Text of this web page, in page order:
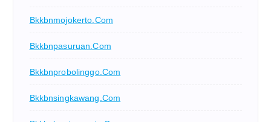
Bkkbnmojokerto.com
Bkkbnpasuruan.com
Bkkbnprobolinggo.com
Bkkbnsingkawang.com